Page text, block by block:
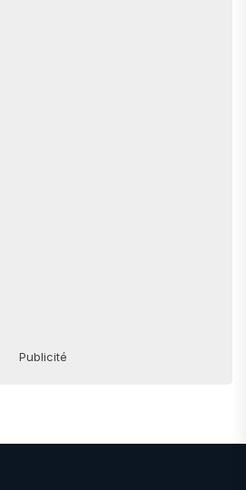
Publicité